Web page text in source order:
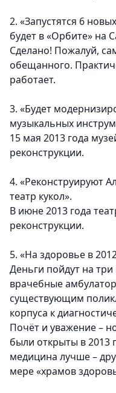
2. «Запустятся 6
будет в «Орбите» на
Сделано! Пожалуй,
обещанного.
работает.
3. «Будет
музыкальных
15 мая 2013 года
реконструкции.
4. «Реконструируют
театр кукол».
В июне 2013 года
реконструкции.
5. «На здоровье в
Деньги пойдут на
врачебные
существующим
корпуса к
Почёт и уважение –
были открыты в 2013
медицина лучше –
мере «храмов